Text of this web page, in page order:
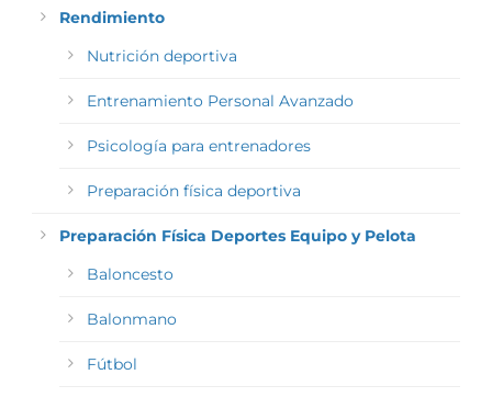
Rendimiento
Nutrición deportiva
Entrenamiento Personal Avanzado
Psicología para entrenadores
Preparación física deportiva
Preparación Física Deportes Equipo y Pelota
Baloncesto
Balonmano
Fútbol